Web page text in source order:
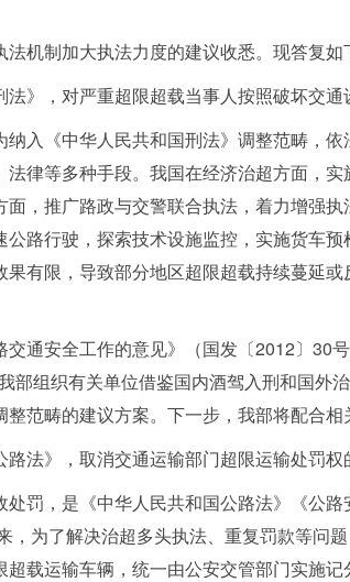
机制加大执法力度的建议收悉。现答复如
》，对严重超限超载当事人按照破坏交
入《中华人民共和国刑法》调整范畴，
律等多种手段。我国在经济治超方面，
，推广路政与交警联合执法，着力增强
路行驶，探索技术设施监控，实施货车
有限，导致部分地区超限超载持续蔓延
通安全工作的意见》（国发〔2012〕30
部组织有关单位借鉴国内酒驾入刑和国
范畴的建议方案。下一步，我部将配合
法》，取消交通运输部门超限运输处罚权
罚，是《中华人民共和国公路法》《公
，为了解决治超多头执法、重复罚款等问
载运输车辆，统一由公安交管部门实施